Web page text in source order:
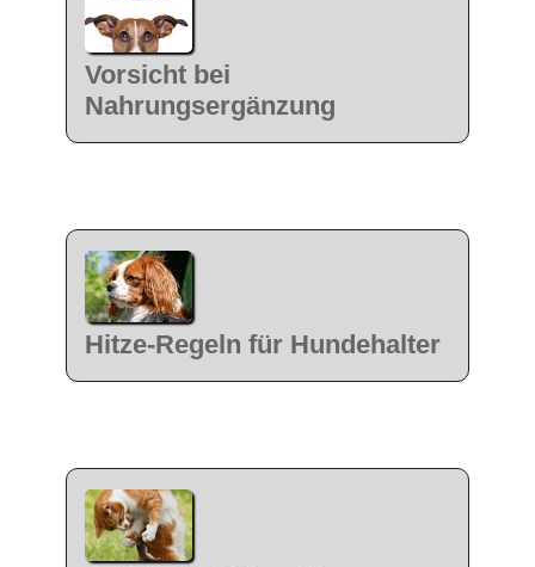
Vorsicht bei
Nahrungsergänzung
Hitze-Regeln für Hundehalter